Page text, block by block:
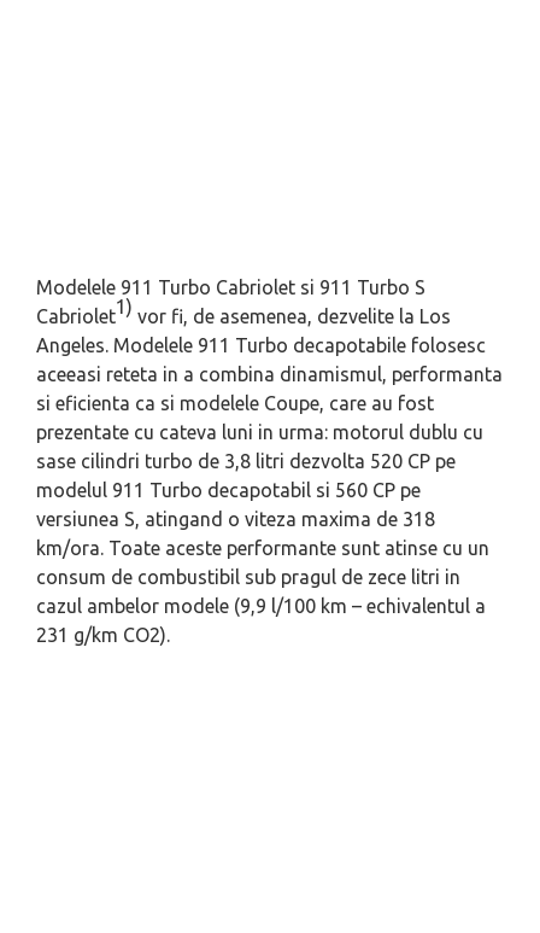
Modelele 911 Turbo Cabriolet si 911 Turbo S
Cabriolet1) vor fi, de asemenea, dezvelite la Los
Angeles. Modelele 911 Turbo decapotabile folosesc
aceeasi reteta in a combina dinamismul, performanta
si eficienta ca si modelele Coupe, care au fost
prezentate cu cateva luni in urma: motorul dublu cu
sase cilindri turbo de 3,8 litri dezvolta 520 CP pe
modelul 911 Turbo decapotabil si 560 CP pe
versiunea S, atingand o viteza maxima de 318
km/ora. Toate aceste performante sunt atinse cu un
consum de combustibil sub pragul de zece litri in
cazul ambelor modele (9,9 l/100 km – echivalentul a
231 g/km CO2).